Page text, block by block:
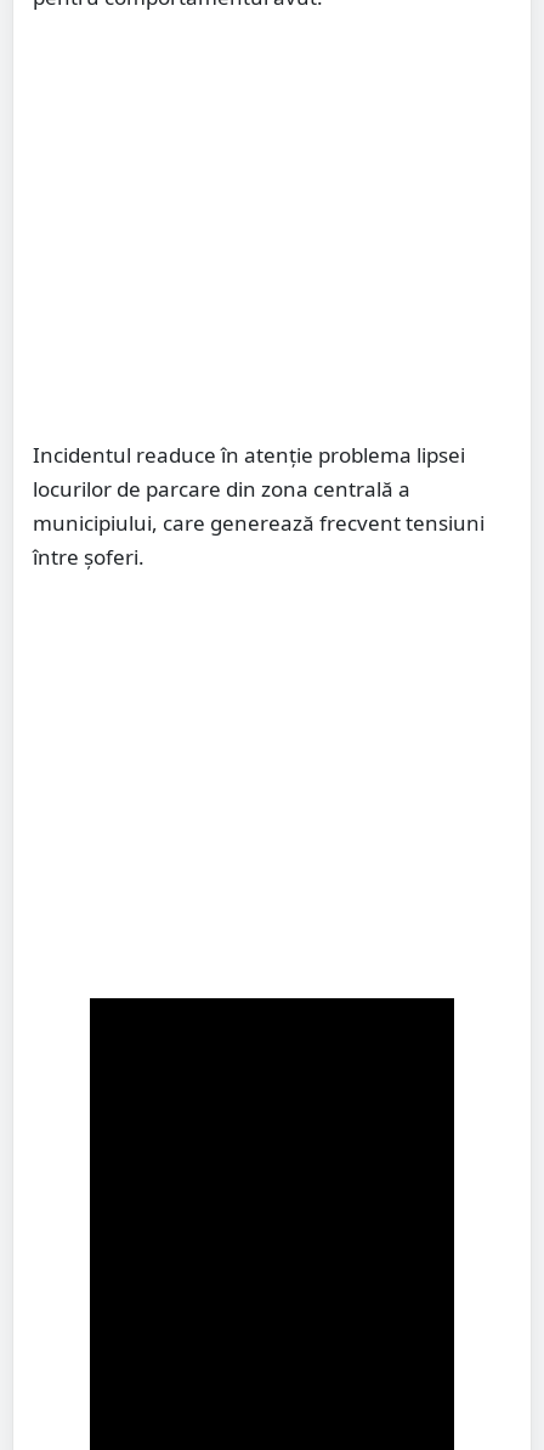
Incidentul readuce în atenție problema lipsei
locurilor de parcare din zona centrală a
municipiului, care generează frecvent tensiuni
între șoferi.